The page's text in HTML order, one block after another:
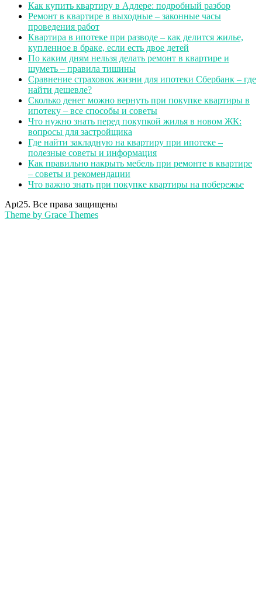
Как купить квартиру в Адлере: подробный разбор
Ремонт в квартире в выходные – законные часы
проведения работ
Квартира в ипотеке при разводе – как делится жилье,
купленное в браке, если есть двое детей
По каким дням нельзя делать ремонт в квартире и
шуметь – правила тишины
Сравнение страховок жизни для ипотеки Сбербанк – где
найти дешевле?
Сколько денег можно вернуть при покупке квартиры в
ипотеку – все способы и советы
Что нужно знать перед покупкой жилья в новом ЖК:
вопросы для застройщика
Где найти закладную на квартиру при ипотеке –
полезные советы и информация
Как правильно накрыть мебель при ремонте в квартире
– советы и рекомендации
Что важно знать при покупке квартиры на побережье
Apt25. Все права защищены
Theme by Grace Themes